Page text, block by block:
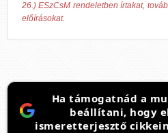
26.) ESzCsM rendeletben írtakat,
előírásokat.
Ha támogatnád a
beállítani, hogy
ismeretterjesztő